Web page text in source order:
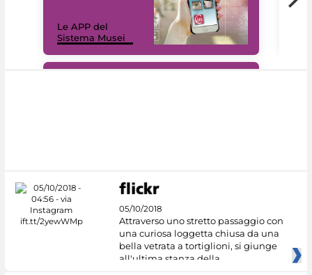
Le APP del
Sistema Musei
05/10/2018
Attraverso uno stretto passaggio con
una curiosa loggetta chiusa da una
bella vetrata a tortiglioni, si giunge
all'ultima stanza della